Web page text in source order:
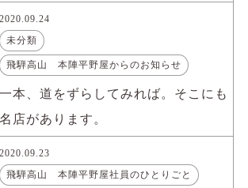
2020.09.24
未分類
飛騨高山 本陣平野屋からのお知らせ
一本、道をずらしてみれば。そこにも
名店があります。
2020.09.23
飛騨高山 本陣平野屋社員のひとりごと